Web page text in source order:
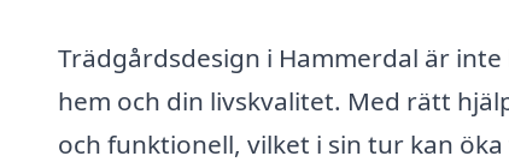
Trädgårdsdesign i Hammerdal är
hem och din livskvalitet. Med rätt
och funktionell, vilket i sin tur kan